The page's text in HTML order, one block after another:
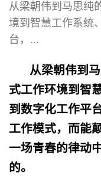
从梁朝伟到马思纯
境到智慧工作系统
台，...
从梁朝伟到
式工作环境到智
到数字化工作平
工作模式，而能
一场青春的律动
的。